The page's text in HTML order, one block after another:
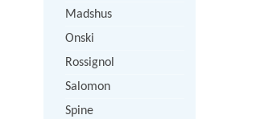
Madshus
Onski
Rossignol
Salomon
Spine